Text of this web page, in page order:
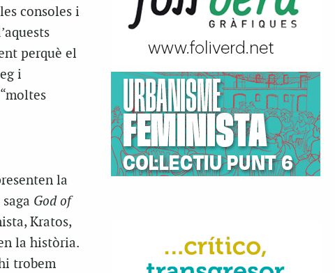
consoles i
perquè el
i
la
God of
Kratos,
la història.
trobem